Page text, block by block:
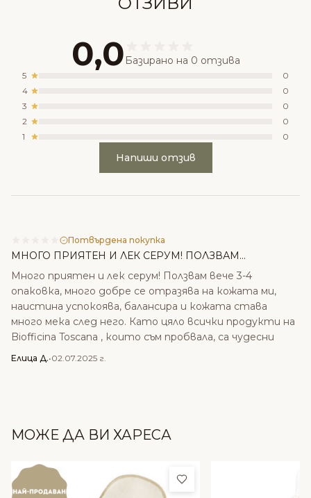
0,0 Базирано на 0 отзива
5
0
4
0
3
0
2
0
1
0
Напиши отзив
Потвърдена покупка
МНОГО ПРИЯТЕН И ЛЕК СЕРУМ! ПОЛЗВАМ...
Много приятен и лек серум! Ползвам вече 3-4
опаковка, много добре се отразява на кожата ми,
наистина успокоява, балансира и кожата става
много мека след него. Като цяло всички продукти на
Biofficina Toscana , които съм пробвала, са чудесни
Елица Д.•02.07.2025 г.
МОЖЕ ДА ВИ ХАРЕСА
Добави в любими